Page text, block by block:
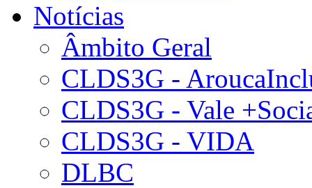
Notícias
Âmbito Geral
CLDS3G -
CLDS3G - Vale
CLDS3G - VIDA
DLBC